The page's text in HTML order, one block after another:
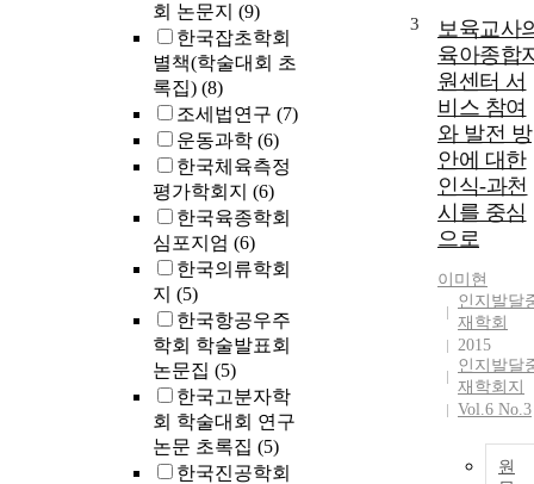
회 논문지 (9)
한국잡초학회
별책(학술대회 초
록집) (8)
조세법연구 (7)
운동과학 (6)
한국체육측정
평가학회지 (6)
한국육종학회
심포지엄 (6)
한국의류학회
지 (5)
한국항공우주
학회 학술발표회
논문집 (5)
한국고분자학
회 학술대회 연구
논문 초록집 (5)
한국진공학회
3
보육교사
육아종합
원센터 서
비스 참여
와 발전 방
안에 대한
인식-과천
시를 중심
으로
이미현
인지발달
재학회
2015
인지발달
재학회지
Vol.6 No.3
원